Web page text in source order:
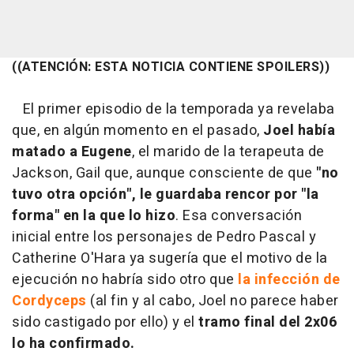
((ATENCIÓN: ESTA NOTICIA CONTIENE SPOILERS))
El primer episodio de la temporada ya revelaba
que, en algún momento en el pasado, Joel había
matado a Eugene, el marido de la terapeuta de
Jackson, Gail que, aunque consciente de que "no
tuvo otra opción", le guardaba rencor por "la
forma" en la que lo hizo. Esa conversación
inicial entre los personajes de Pedro Pascal y
Catherine O'Hara ya sugería que el motivo de la
ejecución no habría sido otro que la infección de
Cordyceps (al fin y al cabo, Joel no parece haber
sido castigado por ello) y el tramo final del 2x06
lo ha confirmado.